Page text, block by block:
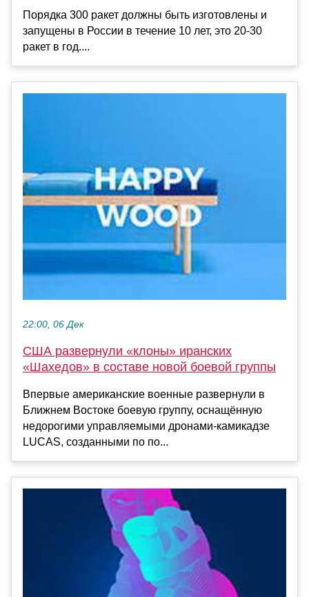
Порядка 300 ракет должны быть изготовлены и
запущены в России в течение 10 лет, это 20-30
ракет в год....
22:00, 06 Дек
США развернули «клоны» иранских
«Шахедов» в составе новой боевой группы
Впервые американские военные развернули в
Ближнем Востоке боевую группу, оснащённую
недорогими управляемыми дронами-камикадзе
LUCAS, созданными по по...